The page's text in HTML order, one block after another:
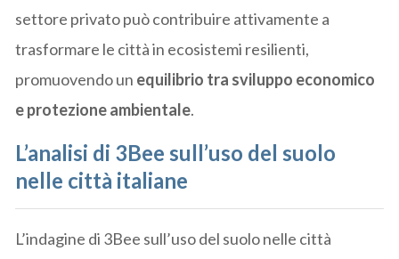
settore privato può contribuire attivamente a
trasformare le città in ecosistemi resilienti,
promuovendo un equilibrio tra sviluppo economico
e protezione ambientale.
L’analisi di 3Bee sull’uso del suolo
nelle città italiane
L’indagine di 3Bee sull’uso del suolo nelle città